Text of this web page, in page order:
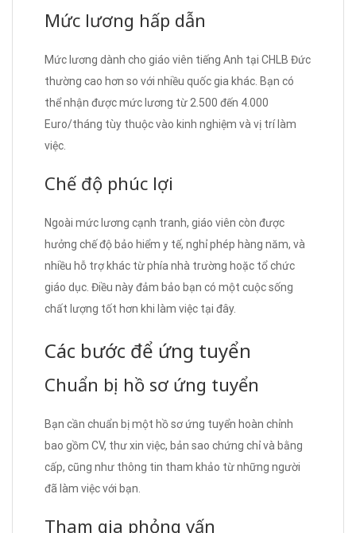
Mức lương hấp dẫn
Mức lương dành cho giáo viên tiếng Anh tại CHLB Đức
thường cao hơn so với nhiều quốc gia khác. Bạn có
thể nhận được mức lương từ 2.500 đến 4.000
Euro/tháng tùy thuộc vào kinh nghiệm và vị trí làm
việc.
Chế độ phúc lợi
Ngoài mức lương cạnh tranh, giáo viên còn được
hưởng chế độ bảo hiểm y tế, nghỉ phép hàng năm, và
nhiều hỗ trợ khác từ phía nhà trường hoặc tổ chức
giáo dục. Điều này đảm bảo bạn có một cuộc sống
chất lượng tốt hơn khi làm việc tại đây.
Các bước để ứng tuyển
Chuẩn bị hồ sơ ứng tuyển
Bạn cần chuẩn bị một hồ sơ ứng tuyển hoàn chỉnh
bao gồm CV, thư xin việc, bản sao chứng chỉ và bằng
cấp, cũng như thông tin tham khảo từ những người
đã làm việc với bạn.
Tham gia phỏng vấn